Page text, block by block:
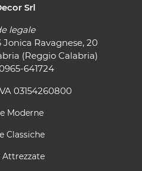
Srl
legale
Jonica Ravagnese, 20
(Reggio Calabria)
641724
03154260800
Moderne
Classiche
Attrezzate